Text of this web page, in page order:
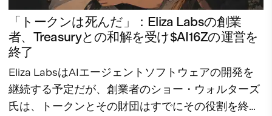
「トークンは死んだ」：Eliza Labsの創業
者、Treasuryとの和解を受け$AI16Zの運営を
終了
Eliza LabsはAIエージェントソフトウェアの開発を
継続する予定だが、創業者のショー・ウォルターズ
氏は、トークンとその財団はすでにその役割を終え